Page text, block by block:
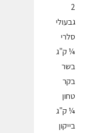
2
גבעולי
סלרי
¼ ק"ג
בשר
בקר
טחון
¼ ק"ג
בייקון